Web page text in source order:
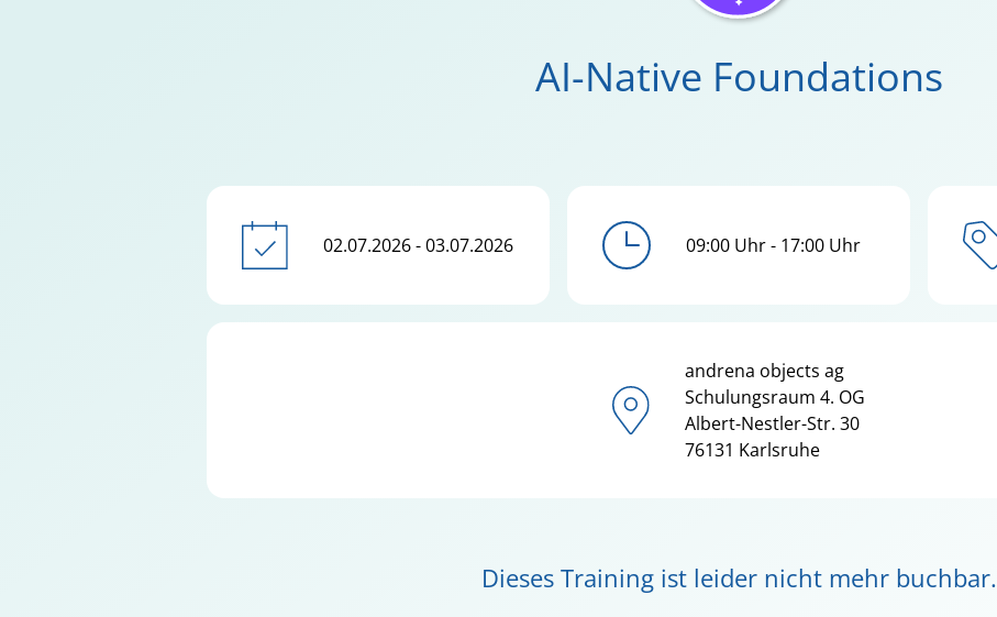
AI-Native Foundations
02.07.2026 - 03.07.2026 09:00 Uhr - 17:00 Uhr
andrena objects ag
Schulungsraum 4. OG
Albert-Nestler-Str. 30
76131 Karlsruhe
Dieses Training ist leider nicht mehr buchbar.